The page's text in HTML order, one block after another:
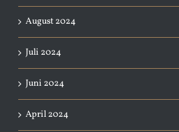
August 2024
Juli 2024
Juni 2024
April 2024